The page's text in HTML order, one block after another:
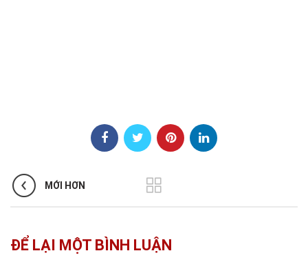
MỚI HƠN
ĐỂ LẠI MỘT BÌNH LUẬN